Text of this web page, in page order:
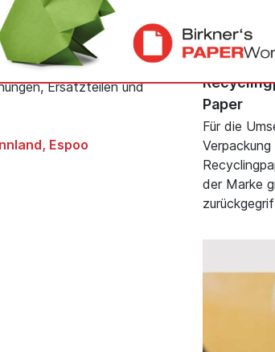
umfasst Lösungen für
und den Wicklern. Die
Valmet DNA-
Ersatzteilen und
Espoo
Shanghai
und
Paper
Für die
der Marke